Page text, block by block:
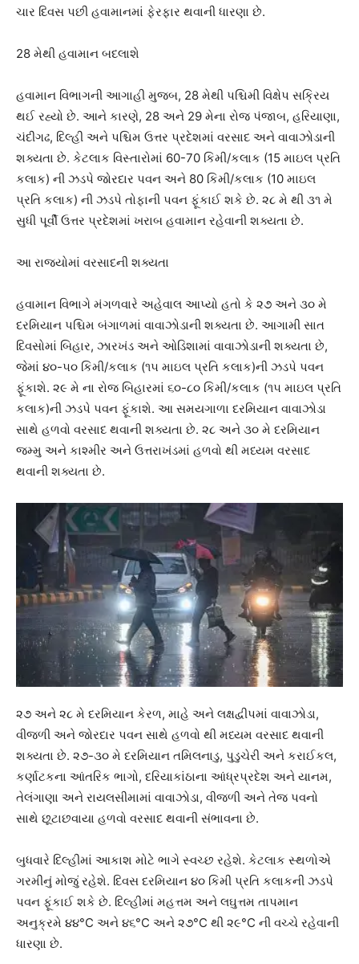
ચાર દિવસ પછી હવામાનમાં ફેરફાર થવાની ધારણા છે.
28 મેથી હવામાન બદલાશે
હવામાન વિભાગની આગાહી મુજબ, 28 મેથી પશ્ચિમી વિક્ષેપ સક્રિય
થઈ રહ્યો છે. આને કારણે, 28 અને 29 મેના રોજ પંજાબ, હરિયાણા,
ચંદીગઢ, દિલ્હી અને પશ્ચિમ ઉત્તર પ્રદેશમાં વરસાદ અને વાવાઝોડાની
શક્યતા છે. કેટલાક વિસ્તારોમાં 60-70 કિમી/કલાક (15 માઇલ પ્રતિ
કલાક) ની ઝડપે જોરદાર પવન અને 80 કિમી/કલાક (10 માઇલ
પ્રતિ કલાક) ની ઝડપે તોફાની પવન ફૂંકાઈ શકે છે. ૨૮ મે થી ૩૧ મે
સુધી પૂર્વી ઉત્તર પ્રદેશમાં ખરાબ હવામાન રહેવાની શક્યતા છે.
આ રાજ્યોમાં વરસાદની શક્યતા
હવામાન વિભાગે મંગળવારે અહેવાલ આપ્યો હતો કે ૨૭ અને ૩૦ મે
દરમિયાન પશ્ચિમ બંગાળમાં વાવાઝોડાની શક્યતા છે. આગામી સાત
દિવસોમાં બિહાર, ઝારખંડ અને ઓડિશામાં વાવાઝોડાની શક્યતા છે,
જેમાં ૪૦-૫૦ કિમી/કલાક (૧૫ માઇલ પ્રતિ કલાક)ની ઝડપે પવન
ફૂંકાશે. ૨૯ મે ના રોજ બિહારમાં ૬૦-૮૦ કિમી/કલાક (૧૫ માઇલ પ્રતિ
કલાક)ની ઝડપે પવન ફૂંકાશે. આ સમયગાળા દરમિયાન વાવાઝોડા
સાથે હળવો વરસાદ થવાની શક્યતા છે. ૨૮ અને ૩૦ મે દરમિયાન
જમ્મુ અને કાશ્મીર અને ઉત્તરાખંડમાં હળવો થી મધ્યમ વરસાદ
થવાની શક્યતા છે.
૨૭ અને ૨૮ મે દરમિયાન કેરળ, માહે અને લક્ષદ્વીપમાં વાવાઝોડા,
વીજળી અને જોરદાર પવન સાથે હળવો થી મધ્યમ વરસાદ થવાની
શક્યતા છે. ૨૭-૩૦ મે દરમિયાન તમિલનાડુ, પુડુચેરી અને કરાઈકલ,
કર્ણાટકના આંતરિક ભાગો, દરિયાકાંઠાના આંધ્રપ્રદેશ અને યાનમ,
તેલંગાણા અને રાયલસીમામાં વાવાઝોડા, વીજળી અને તેજ પવનો
સાથે છૂટાછવાયા હળવો વરસાદ થવાની સંભાવના છે.
બુધવારે દિલ્હીમાં આકાશ મોટે ભાગે સ્વચ્છ રહેશે. કેટલાક સ્થળોએ
ગરમીનું મોજું રહેશે. દિવસ દરમિયાન ૪૦ કિમી પ્રતિ કલાકની ઝડપે
પવન ફૂંકાઈ શકે છે. દિલ્હીમાં મહત્તમ અને લઘુત્તમ તાપમાન
અનુક્રમે ૪૪°C અને ૪૬°C અને ૨૭°C થી ૨૯°C ની વચ્ચે રહેવાની
ધારણા છે.